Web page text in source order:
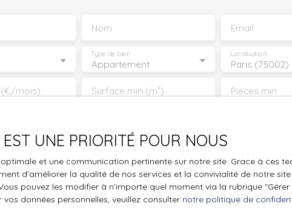
Nom Email
Appartement
Type de bien
Paris (75002)
Localisation
(€/mois) Surface min (m²) Pièces min
pas faire l'objet de prospection commerciale par voie
inscrire gratuitement sur la liste d'opposition au démarchage
l'article L223-1 du code de la consommation, sur le site Internet
ou par courrier adressé à :
Service Bloctel, CS 61311, 41013 BLOIS CEDEX.
UNE PRIORITÉ POUR NOUS
et une communication pertinente sur notre site. Grace à ces
d'améliorer la qualité de nos services et la convivialité de notre
pouvez les modifier à n'importe quel moment via la rubrique
données personnelles, veuillez consulter notre politique de